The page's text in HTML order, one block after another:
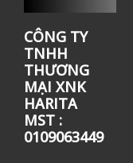
CÔNG TY
TNHH
THƯƠNG
MẠI XNK
HARITA
MST :
0109063449